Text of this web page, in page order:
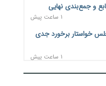
و جمع‌بندی نهایی
۱ ساعت پیش
خواستار برخورد جدی
۱ ساعت پیش
بورس در انتظار تصمیم